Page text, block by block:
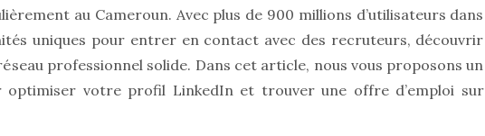
au Cameroun. Avec plus de 900 millions d’utilisateurs dans
uniques pour entrer en contact avec des recruteurs, découvrir
professionnel solide. Dans cet article, nous vous proposons un
optimiser votre profil LinkedIn et trouver une offre d’emploi sur